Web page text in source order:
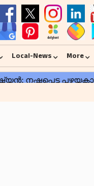
Local-News More